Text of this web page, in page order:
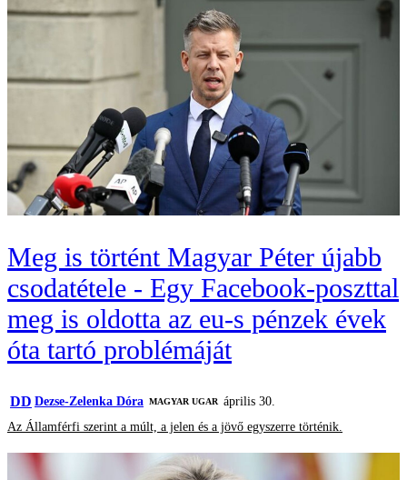
Meg is történt Magyar Péter újabb
csodatétele - Egy Facebook-poszttal
meg is oldotta az eu-s pénzek évek
óta tartó problémáját
DD Dezse-Zelenka Dóra MAGYAR UGAR április 30.
Az Államférfi szerint a múlt, a jelen és a jövő egyszerre történik.